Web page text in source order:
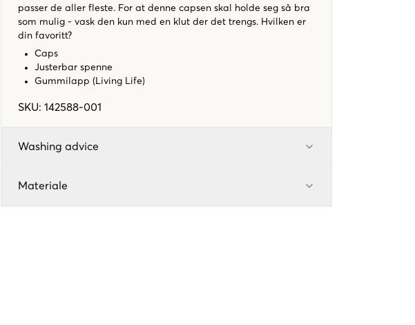
passer de aller fleste. For at denne capsen skal holde seg så bra
som mulig - vask den kun med en klut der det trengs. Hvilken er
din favoritt?
Caps
Justerbar spenne
Gummilapp (Living Life)
SKU: 142588-001
Washing advice
Materiale